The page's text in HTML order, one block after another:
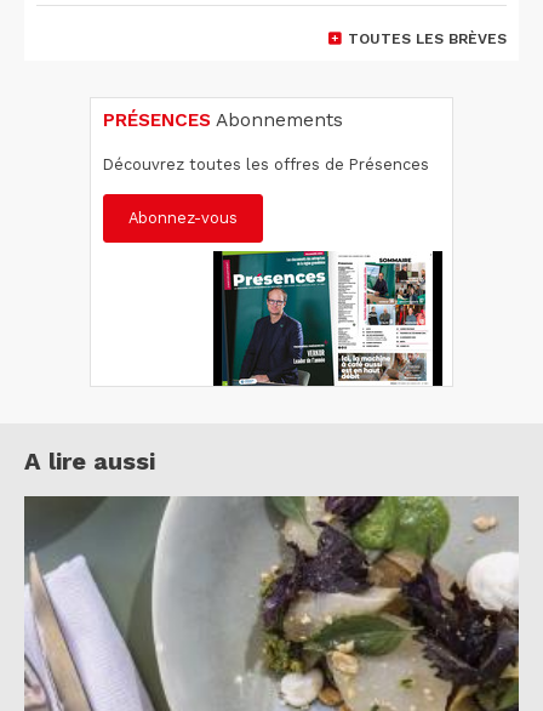
TOUTES LES BRÈVES
PRÉSENCES Abonnements
Découvrez toutes les offres de Présences
Abonnez-vous
A lire aussi